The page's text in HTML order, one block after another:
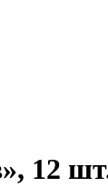
12